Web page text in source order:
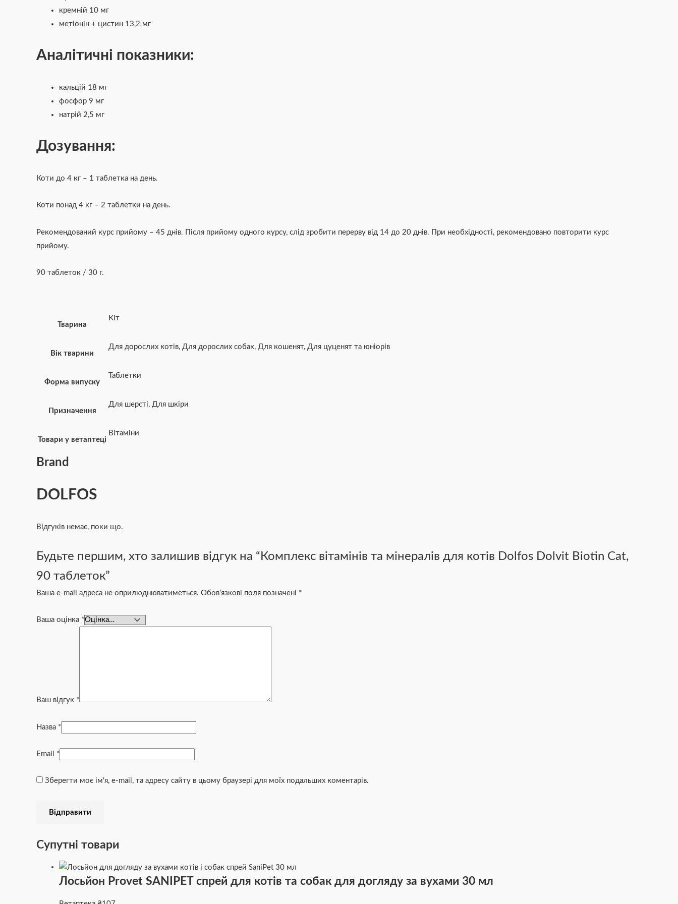
кремній 10 мг
метіонін + цистин 13,2 мг
Аналітичні показники:
кальцій 18 мг
фосфор 9 мг
натрій 2,5 мг
Дозування:
Коти до 4 кг – 1 таблетка на день.
Коти понад 4 кг – 2 таблетки на день.
Рекомендований курс прийому – 45 днів. Після прийому одного курсу, слід зробити перерву від 14 до 20 днів. При необхідності, рекомендовано повторити курс
прийому.
90 таблеток / 30 г.
Тварина
Кіт
Вік тварини
Для дорослих котів, Для дорослих собак, Для кошенят, Для цуценят та юніорів
Форма випуску
Таблетки
Призначення
Для шерсті, Для шкіри
Товари у ветаптеці
Вітаміни
Brand
DOLFOS
Відгуків немає, поки що.
Будьте першим, хто залишив відгук на “Комплекс вітамінів та мінералів для котів Dolfos Dolvit Biotin Cat,
90 таблеток”
Ваша e-mail адреса не оприлюднюватиметься. Обов’язкові поля позначені *
Ваша оцінка *
Ваш відгук *
Назва *
Email *
Зберегти моє ім'я, e-mail, та адресу сайту в цьому браузері для моїх подальших коментарів.
Супутні товари
Лосьйон Provet SANIPET спрей для котів та собак для догляду за вухами 30 мл